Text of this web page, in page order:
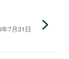
7月31日